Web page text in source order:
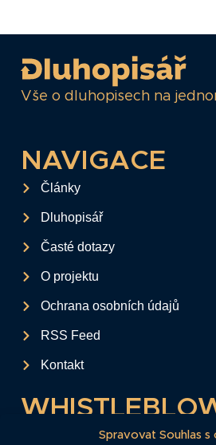
Spravovat Souhlas s
Vše o dluhopisech na
NAVIGACE
Články
Dluhopisář
Časté dotazy
O projektu
Ochrana osobních údajů
RSS Feed
Kontakt
Tento formulář slouží k